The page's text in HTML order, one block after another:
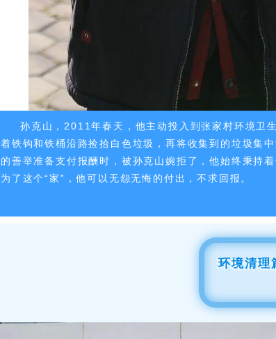
孙克山，2011年春天，他主动投入到张家村环境卫
着铁钩和铁桶沿路捡拾白色垃圾，再将收集到的垃圾集
的善举准备支付报酬时，被孙克山婉拒了，他始终秉持
为了这个“家”，他可以无怨无悔的付出，不求回报。
环境清理